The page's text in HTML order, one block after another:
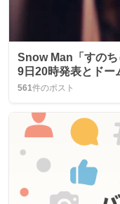
Snow Man「すの
9日20時発表とドー
561件のポスト